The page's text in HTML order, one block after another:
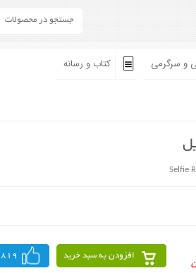
و سرگرمی کتاب و رسانه
Selfie
افزودن به سبد خرید 819 نفر